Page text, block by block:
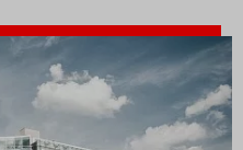
и оборудования